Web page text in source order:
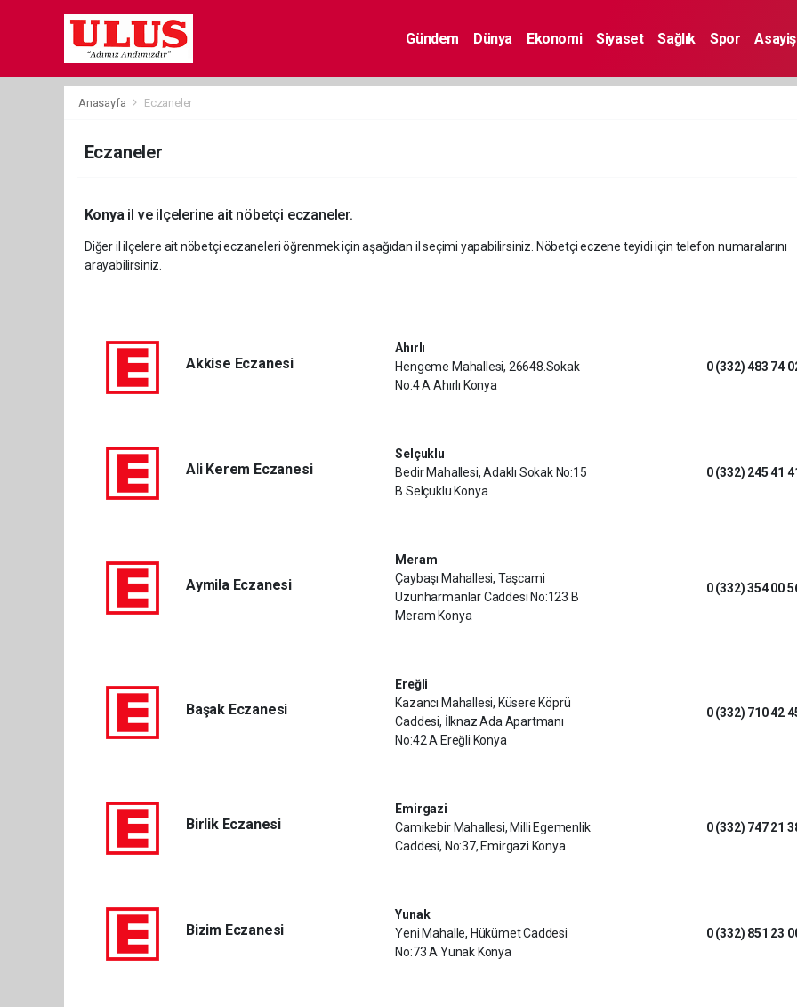
Gündem Dünya Ekonomi Siyaset Sağlık Spor Asayiş
Anasayfa Eczaneler
Eczaneler
Konyail ve ilçelerine ait nöbetçi eczaneler.
Diğer il ilçelere ait nöbetçi eczaneleri öğrenmek için aşağıdan il seçimi yapabilirsiniz. Nöbetçi eczene teyidi için telefon numaralarını
arayabilirsiniz.
Akkise Eczanesi
Ahırlı
Hengeme Mahallesi, 26648.Sokak
No:4 A Ahırlı Konya
0 (332) 483 74
Ali Kerem Eczanesi
Selçuklu
Bedir Mahallesi, Adaklı Sokak No:15
B Selçuklu Konya
0 (332) 245 41
Aymila Eczanesi
Meram
Çaybaşı Mahallesi, Taşcami
Uzunharmanlar Caddesi No:123 B
Meram Konya
0 (332) 354 00
Başak Eczanesi
Ereğli
Kazancı Mahallesi, Küsere Köprü
Caddesi, İlknaz Ada Apartmanı
No:42 A Ereğli Konya
0 (332) 710 42
Birlik Eczanesi
Emirgazi
Camikebir Mahallesi, Milli Egemenlik
Caddesi, No:37, Emirgazi Konya
0 (332) 747 21
Bizim Eczanesi
Yunak
Yeni Mahalle, Hükümet Caddesi
No:73 A Yunak Konya
0 (332) 851 23